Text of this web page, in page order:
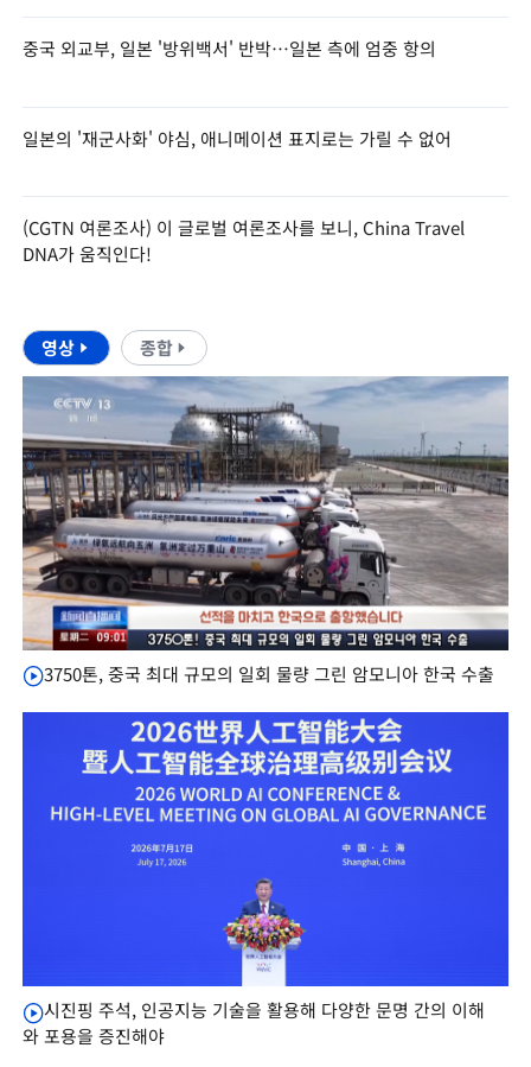
중국 외교부, 일본 '방위백서' 반박…일본 측에 엄중 항의
일본의 '재군사화' 야심, 애니메이션 표지로는 가릴 수 없어
(CGTN 여론조사) 이 글로벌 여론조사를 보니, China Travel
DNA가 움직인다!
영상 종합
3750톤, 중국 최대 규모의 일회 물량 그린 암모니아 한국 수출
시진핑 주석, 인공지능 기술을 활용해 다양한 문명 간의 이해
와 포용을 증진해야